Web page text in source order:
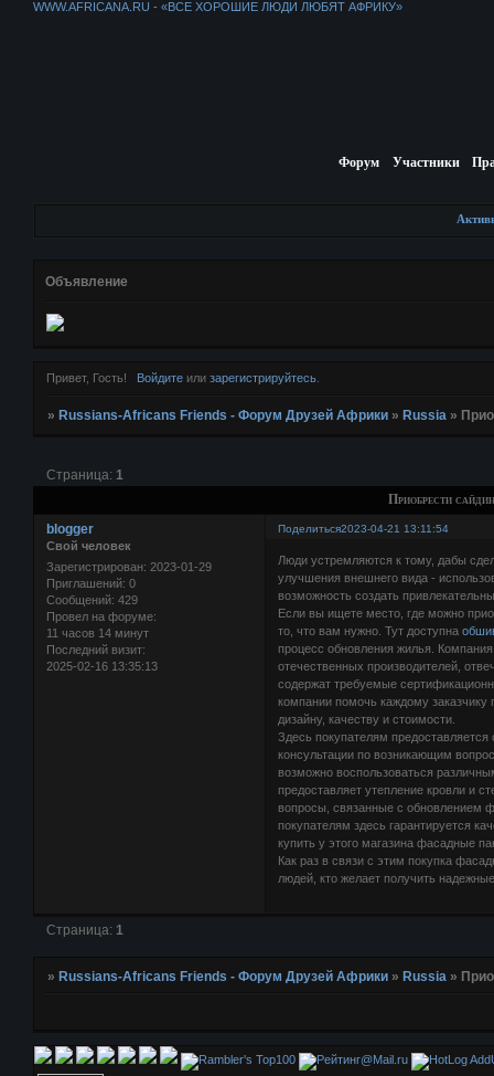
WWW.AFRICANA.RU - «ВСЕ ХОРОШИЕ ЛЮДИ ЛЮБЯТ АФРИКУ»
Форум Участники
Объявление
Привет, Гость! Войдитеили зарегистрируйтесь.
» Russians-Africans Friends - Форум Друзей Африки » Russia »
Приобрести
Страница: 1
Поделиться2023-04-21 13:11:54
blogger
Свой человек
Зарегистрирован: 2023-01-29
Приглашений: 0
Сообщений: 429
Провел на форуме:
11 часов 14 минут
Последний визит:
2025-02-16 13:35:13
Люди устремляются к тому, дабы
улучшения внешнего вида -
возможность создать
Если вы ищете место, где можно
то, что вам нужно. Тут доступна
процесс обновления жилья.
отечественных производителей,
содержат требуемые
компании помочь каждому
дизайну, качеству и стоимости.
Здесь покупателям
консультации по возникающим
возможно воспользоваться
предоставляет утепление кровли и
вопросы, связанные с обновлением
покупателям здесь гарантируется
купить у этого магазина фасадные
Как раз в связи с этим покупка
людей, кто желает получить
Страница: 1
»Russians-Africans Friends - Форум Друзей Африки »Russia »